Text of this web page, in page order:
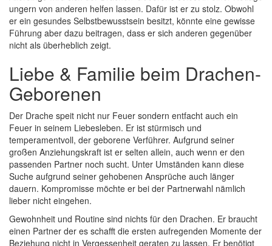
ungern von anderen helfen lassen. Dafür ist er zu stolz. Obwohl
er ein gesundes Selbstbewusstsein besitzt, könnte eine gewisse
Führung aber dazu beitragen, dass er sich anderen gegenüber
nicht als überheblich zeigt.
Liebe & Familie beim Drachen-
Geborenen
Der Drache speit nicht nur Feuer sondern entfacht auch ein
Feuer in seinem Liebesleben. Er ist stürmisch und
temperamentvoll, der geborene Verführer. Aufgrund seiner
großen Anziehungskraft ist er selten allein, auch wenn er den
passenden Partner noch sucht. Unter Umständen kann diese
Suche aufgrund seiner gehobenen Ansprüche auch länger
dauern. Kompromisse möchte er bei der Partnerwahl nämlich
lieber nicht eingehen.
Gewohnheit und Routine sind nichts für den Drachen. Er braucht
einen Partner der es schafft die ersten aufregenden Momente der
Beziehung nicht in Vergessenheit geraten zu lassen. Er benötigt